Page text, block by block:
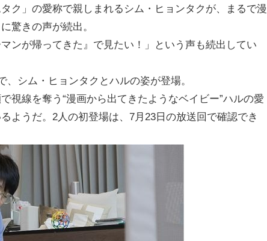
ク」の愛称で親しまれるシム・ヒョンタクが、まるで漫
驚きの声が続出。
ンが帰ってきた』で見たい！」という声も続出してい
シム・ヒョンタクとハルの姿が登場。
視線を奪う“漫画から出てきたようなベイビー”ハルの愛
ようだ。2人の初登場は、7月23日の放送回で確認でき